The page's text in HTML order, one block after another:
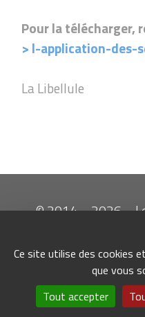
Ce site utilise des cookies
que vous
Tout accepter
Pour la télécharger,
> l-application-des-
La Libellule
© 2014 – 2026 –
Plan du
Site web :